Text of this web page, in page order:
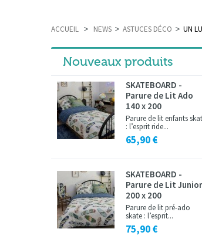
ACCUEIL > NEWS > ASTUCES DÉCO > UN
Nouveaux produits
SKATEBOARD -
Parure de Lit Ado
140 x 200
Parure de lit enfants
: l’esprit ride...
65,90 €
SKATEBOARD -
Parure de Lit Junior
200 x 200
Parure de lit pré-ado
skate : l’esprit...
75,90 €